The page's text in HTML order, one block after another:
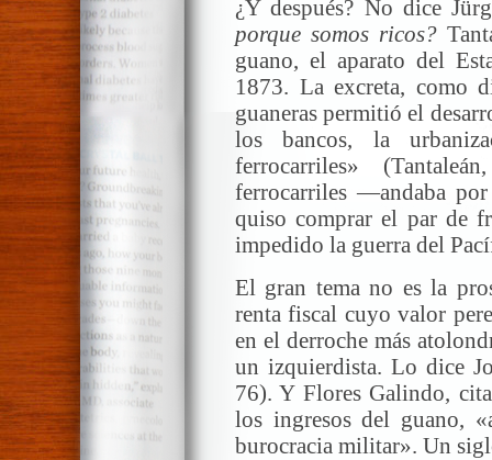
¿Y después? No dice
porque somos ricos?
guano, el aparato del
1873. La excreta, como
guaneras permitió el
los bancos, la
ferrocarriles»
ferrocarriles —andaba
quiso comprar el par de
impedido la guerra del
El gran tema no es la
renta fiscal cuyo valor
en el derroche más
un izquierdista. Lo dice
76). Y Flores Galindo,
los ingresos del guano,
burocracia militar». Un